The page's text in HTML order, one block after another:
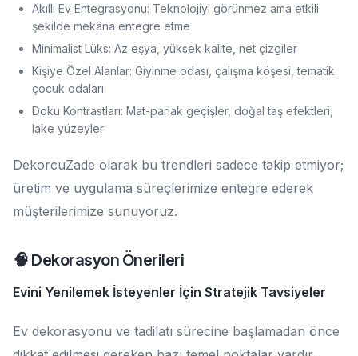
Akıllı Ev Entegrasyonu: Teknolojiyi görünmez ama etkili
şekilde mekâna entegre etme
Minimalist Lüks: Az eşya, yüksek kalite, net çizgiler
Kişiye Özel Alanlar: Giyinme odası, çalışma köşesi, tematik
çocuk odaları
Doku Kontrastları: Mat-parlak geçişler, doğal taş efektleri,
lake yüzeyler
DekorcuZade olarak bu trendleri sadece takip etmiyor;
üretim ve uygulama süreçlerimize entegre ederek
müşterilerimize sunuyoruz.
🧠 Dekorasyon Önerileri
Evini Yenilemek İsteyenler İçin Stratejik Tavsiyeler
Ev dekorasyonu ve tadilatı sürecine başlamadan önce